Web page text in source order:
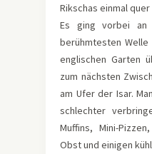
Rikschas einmal
Es ging vorbei
berühmtesten Welle
englischen Garten
zum nächsten
am Ufer der Isar.
schlechter
Muffins, Mini-
Obst und einigen